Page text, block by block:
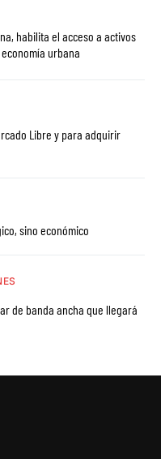
urbana
Libre y para adquirir
sino económico
de banda ancha que llegará